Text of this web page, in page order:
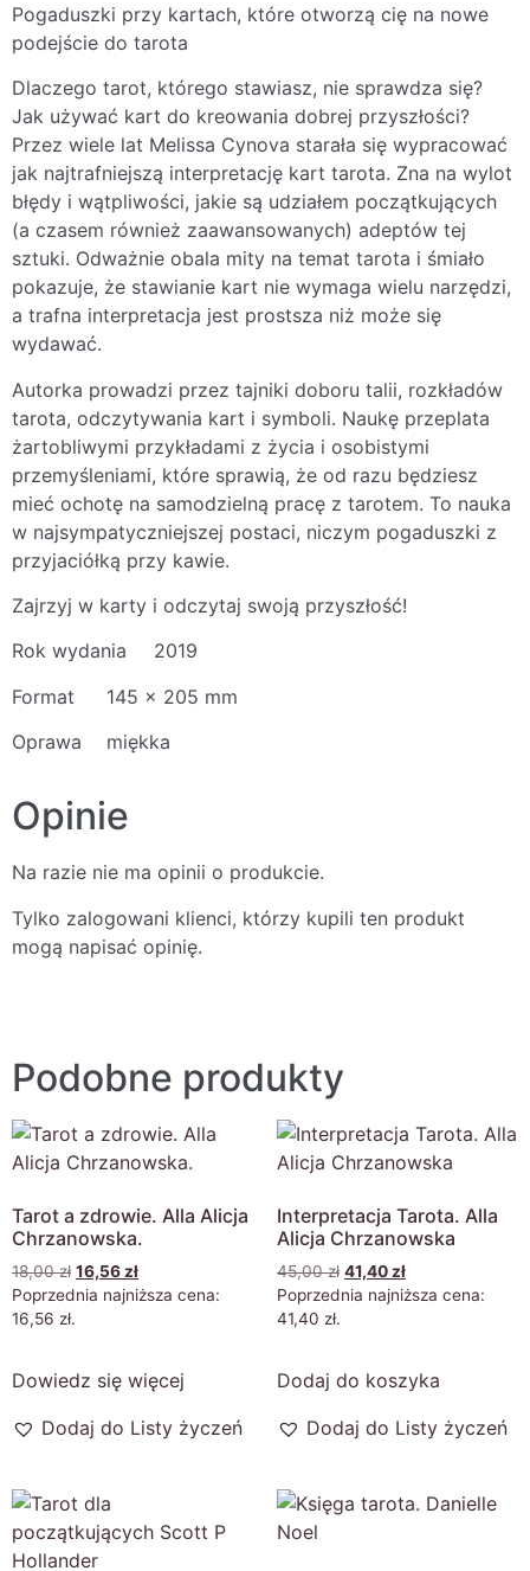
Pogaduszki przy kartach, które otworzą cię na nowe
podejście do tarota
Dlaczego tarot, którego stawiasz, nie sprawdza się?
Jak używać kart do kreowania dobrej przyszłości?
Przez wiele lat Melissa Cynova starała się wypracować
jak najtrafniejszą interpretację kart tarota. Zna na wylot
błędy i wątpliwości, jakie są udziałem początkujących
(a czasem również zaawansowanych) adeptów tej
sztuki. Odważnie obala mity na temat tarota i śmiało
pokazuje, że stawianie kart nie wymaga wielu narzędzi,
a trafna interpretacja jest prostsza niż może się
wydawać.
Autorka prowadzi przez tajniki doboru talii, rozkładów
tarota, odczytywania kart i symboli. Naukę przeplata
żartobliwymi przykładami z życia i osobistymi
przemyśleniami, które sprawią, że od razu będziesz
mieć ochotę na samodzielną pracę z tarotem. To nauka
w najsympatyczniejszej postaci, niczym pogaduszki z
przyjaciółką przy kawie.
Zajrzyj w karty i odczytaj swoją przyszłość!
Rok wydania
2019
Format
145 x 205 mm
Oprawa
miękka
Opinie
Na razie nie ma opinii o produkcie.
Tylko zalogowani klienci, którzy kupili ten produkt
mogą napisać opinię.
Podobne produkty
Tarot a zdrowie. Alla Alicja
Chrzanowska.
18,00zł 16,56 zł
Poprzednia najniższa cena:
16,56 zł.
Dowiedz się więcej
Dodaj do Listy życzeń
Interpretacja Tarota. Alla
Alicja Chrzanowska
45,00zł 41,40 zł
Poprzednia najniższa cena:
41,40 zł.
Dodaj do koszyka
Dodaj do Listy życzeń